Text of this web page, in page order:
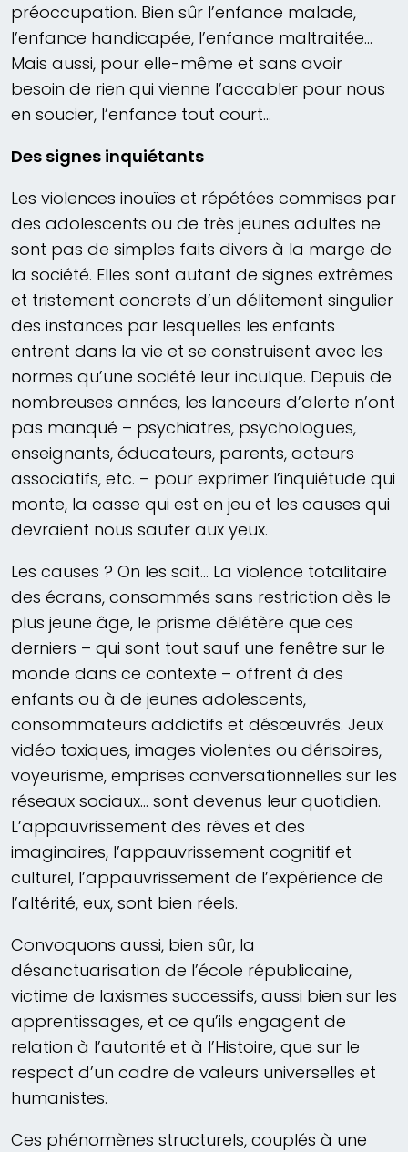
préoccupation. Bien sûr l’enfance malade,
l’enfance handicapée, l’enfance maltraitée…
Mais aussi, pour elle-même et sans avoir
besoin de rien qui vienne l’accabler pour nous
en soucier, l’enfance tout court…
Des signes inquiétants
Les violences inouïes et répétées commises par
des adolescents ou de très jeunes adultes ne
sont pas de simples faits divers à la marge de
la société. Elles sont autant de signes extrêmes
et tristement concrets d’un délitement singulier
des instances par lesquelles les enfants
entrent dans la vie et se construisent avec les
normes qu’une société leur inculque. Depuis de
nombreuses années, les lanceurs d’alerte n’ont
pas manqué – psychiatres, psychologues,
enseignants, éducateurs, parents, acteurs
associatifs, etc. – pour exprimer l’inquiétude qui
monte, la casse qui est en jeu et les causes qui
devraient nous sauter aux yeux.
Les causes ? On les sait… La violence totalitaire
des écrans, consommés sans restriction dès le
plus jeune âge, le prisme délétère que ces
derniers – qui sont tout sauf une fenêtre sur le
monde dans ce contexte – offrent à des
enfants ou à de jeunes adolescents,
consommateurs addictifs et désœuvrés. Jeux
vidéo toxiques, images violentes ou dérisoires,
voyeurisme, emprises conversationnelles sur les
réseaux sociaux… sont devenus leur quotidien.
L’appauvrissement des rêves et des
imaginaires, l’appauvrissement cognitif et
culturel, l’appauvrissement de l’expérience de
l’altérité, eux, sont bien réels.
Convoquons aussi, bien sûr, la
désanctuarisation de l’école républicaine,
victime de laxismes successifs, aussi bien sur les
apprentissages, et ce qu’ils engagent de
relation à l’autorité et à l’Histoire, que sur le
respect d’un cadre de valeurs universelles et
humanistes.
Ces phénomènes structurels, couplés à une